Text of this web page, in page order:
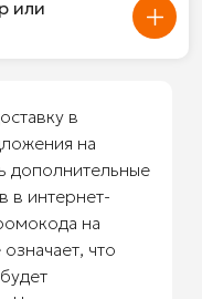
или
в
на
дополнительные
в интернет-
на
что